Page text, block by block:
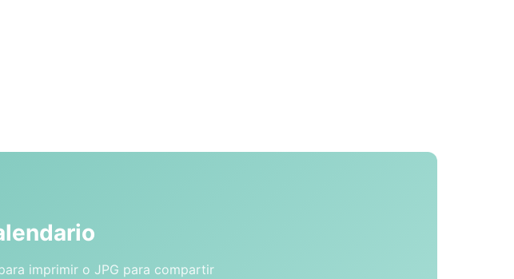
imprimir o JPG para compartir